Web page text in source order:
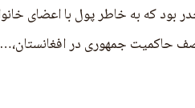
حاکمیت جمهوری در افغانستان،…